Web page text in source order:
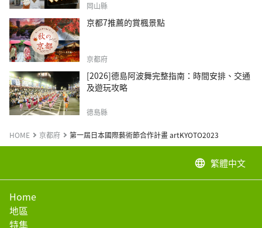
岡山縣
京都7推薦的賞楓景點
京都府
[2026]德島阿波舞完整指南：時間安排、交通
及遊玩攻略
德島縣
HOME 京都府 第一屆日本國際藝術節合作計畫 artKYOTO2023
language 繁體中文
Home
地區
特集